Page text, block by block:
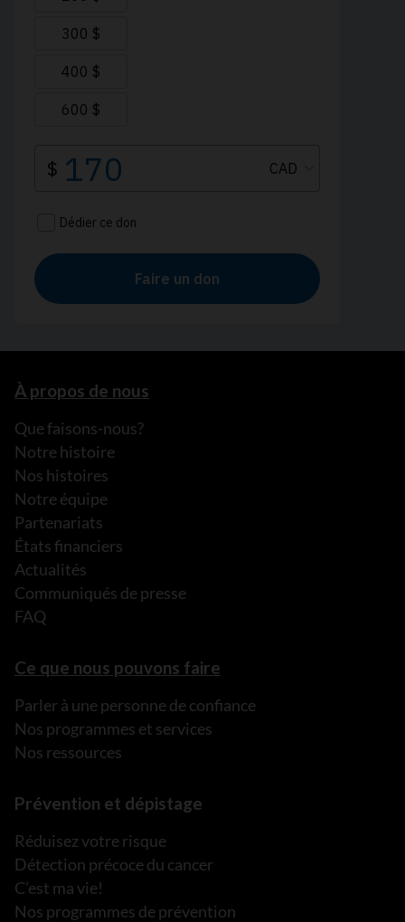
À propos de nous
Que faisons-nous?
Notre histoire
Nos histoires
Notre équipe
Partenariats
États financiers
Actualités
Communiqués de presse
FAQ
Ce que nous pouvons faire
Parler à une personne de confiance
Nos programmes et services
Nos ressources
Prévention et dépistage
Réduisez votre risque
Détection précoce du cancer
C’est ma vie!
Nos programmes de prévention